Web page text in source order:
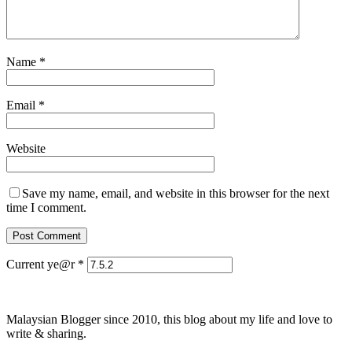
Name *
Email *
Website
Save my name, email, and website in this browser for the next
time I comment.
Current ye@r *
Malaysian Blogger since 2010, this blog about my life and love to
write & sharing.